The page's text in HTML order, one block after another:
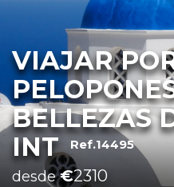
VIAJAR
BELLEZAS
INT
Ref.14495
desde€2310